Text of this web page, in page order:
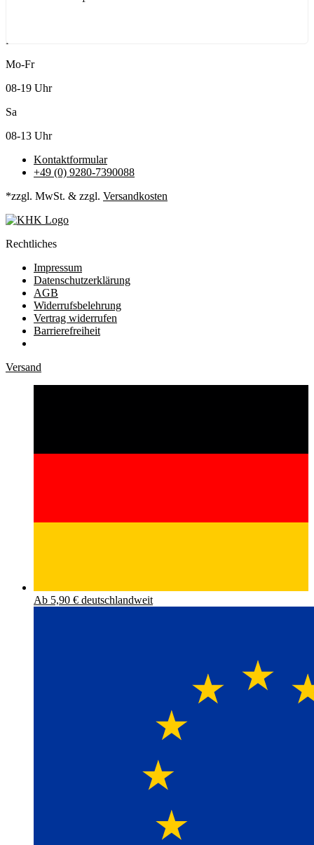
Kundenservice
Mo-Fr
08-19 Uhr
Sa
08-13 Uhr
Kontaktformular
+49 (0) 9280-7390088
*zzgl. MwSt. & zzgl. Versandkosten
Rechtliches
Impressum
Datenschutzerklärung
AGB
Widerrufsbelehrung
Vertrag widerrufen
Barrierefreiheit
Versand
Ab 5,90 € deutschlandweit